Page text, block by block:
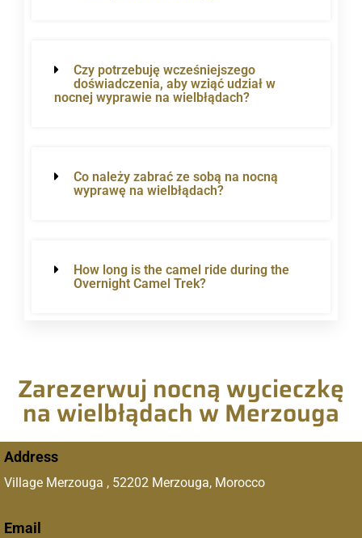
Czy potrzebuję wcześniejszego
doświadczenia, aby wziąć udział w
nocnej wyprawie na wielbłądach?
Co należy zabrać ze sobą na nocną
wyprawę na wielbłądach?
How long is the camel ride during the
Overnight Camel Trek?
Zarezerwuj nocną wycieczkę
na wielbłądach w Merzouga
Address
Village Merzouga , 52202 Merzouga, Morocco
Email